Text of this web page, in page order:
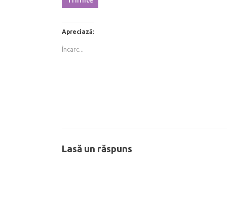
Apreciază:
Încarc...
Lasă un răspuns